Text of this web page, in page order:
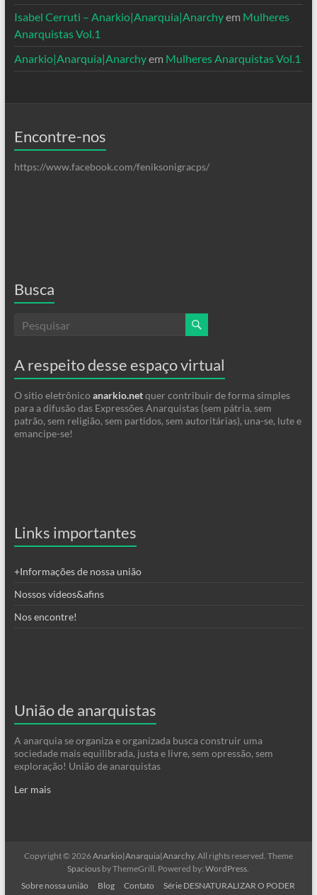
Isabel Cerruti – Anarkio|Anarquia|Anarchyem Mulheres
Anarquistas Vol.1
Anarkio|Anarquia|Anarchyem Mulheres Anarquistas Vol.1
Encontre-nos
https://www.facebook.com/feniksonigracps/
Busca
A respeito desse espaço virtual
O sitio eletrônico anarkio.netquer contribuir de forma simples
para a difusão das Expressões Anarquistas (sem pátria, sem
patrão, sem religião, sem partidos, sem autoritárias), una-se, lute e
emancipe-se!
Links importantes
+Informações de nossa união
Nossos videos&afins
Nos encontre!
União de anarquistas
A anarquia se organiza e organizada busca construir uma
sociedade mais equilibrada, justa e livre, sem opressão, sem
exploração! União de anarquistas
Ler mais
Copyright © 2026Anarkio|Anarquia|Anarchy. All rights reserved. Theme
Spacious by ThemeGrill. Powered by:WordPress.
Sobre nossa união
Blog Contato Série DESNATURALIZAR O PODER